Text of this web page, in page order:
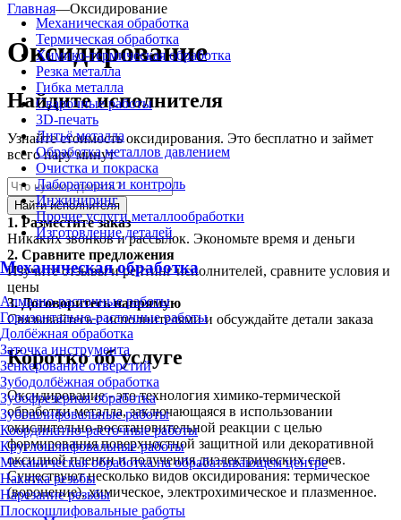
Механическая обработка
Термическая обработка
Химико-термическая обработка
Резка металла
Гибка металла
Сварочные работы
3D-печать
Литьё металла
Обработка металлов давлением
Очистка и покраска
Лаборатория и контроль
Инжиниринг
Прочие услуги металлообработки
Изготовление деталей
Механическая обработка
Алмазно-расточные работы
Горизонтально-расточные работы
Долбёжная обработка
Заточка инструмента
Зенкерование отверстий
Зубодолбёжная обработка
Зубофрезерная обработка
Зубошлифовальные работы
Координатно-расточные работы
Круглошлифовальные работы
Механическая обработка на обрабатывающем центре
Накатка резьбы
Нарезание резьбы
Плоскошлифовальные работы
Главная—Оксидирование
Оксидирование
Найдите исполнителя
Узнайте стоимость оксидирования. Это бесплатно и займет
всего пару минут
Найти исполнителя
1. Разместите заказ
Никаких звонков и рассылок. Экономьте время и деньги
2. Сравните предложения
Изучите отзывы и рейтинг исполнителей, сравните условия и
цены
3.Договоритесь напрямую
Связывайтесь с исполнителями и обсуждайте детали заказа
Коротко об услуге
Оксидирование - это технология химико-термической
обработки металла, заключающаяся в использовании
окислительно-восстановительной реакции с целью
формирования поверхностной защитной или декоративной
оксидной пленки и получения диэлектрических слоев.
Существуют несколько видов оксидирования: термическое
(воронение), химическое, электрохимическое и плазменное.